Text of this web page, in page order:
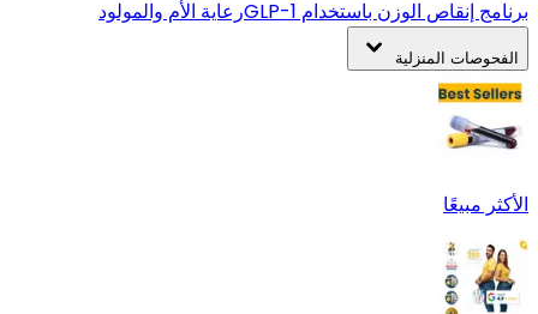
برنامج إنقاص الوزن باستخدام GLP-1 رعاية الأم والمولود
الفحوصات المنزلية
الأكثر مبيعًا